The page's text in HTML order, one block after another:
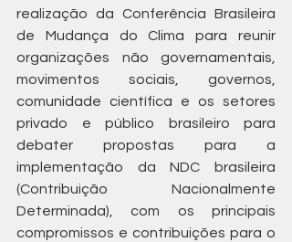
realização da Conferência Brasileira
de Mudança do Clima para reunir
organizações não governamentais,
movimentos sociais, governos,
comunidade científica e os setores
privado e público brasileiro para
debater propostas para a
implementação da NDC brasileira
(Contribuição Nacionalmente
Determinada), com os principais
compromissos e contribuições para o